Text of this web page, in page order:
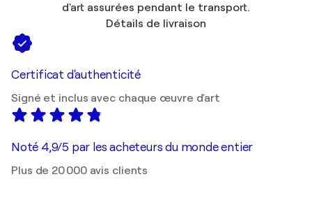
d'art assurées pendant le transport.
Détails de livraison
Certificat d'authenticité
Signé et inclus avec chaque œuvre d'art
Noté 4,9/5 par les acheteurs du monde entier
Plus de 20 000 avis clients